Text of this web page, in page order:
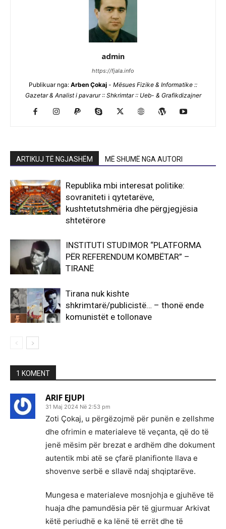
admin
https://fjala.info
Publikuar nga: Arben Çokaj - Mësues Fizike & Informatike ::
Gazetar & Analist i pavarur :: Shkrimtar :: Ueb- & Grafikdizajner
ARTIKUJ TË NGJASHËM MË SHUMË NGA AUTORI
Republika mbi interesat politike:
sovraniteti i qytetarëve,
kushtetutshmëria dhe përgjegjësia
shtetërore
INSTITUTI STUDIMOR “PLATFORMA
PËR REFERENDUM KOMBËTAR” –
TIRANË
Tirana nuk kishte
shkrimtarë/publicistë… – thonë ende
komunistët e tollonave
1 KOMENT
ARIF EJUPI
31 Maj 2024 Në 2:53 pm
Zoti Çokaj, u përgëzojmë për punën e zellshme
dhe ofrimin e materialeve të veçanta, që do të
jenë mësim për brezat e ardhëm dhe dokument
autentik mbi atë se çfarë planifionte llava e
shovenve serbë e sllavë ndaj shqiptarëve.
Mungesa e materialeve mosnjohja e gjuhëve të
huaja dhe pamundësia për të gjurmuar Arkivat
këtë periudhë e ka lënë të errët dhe të